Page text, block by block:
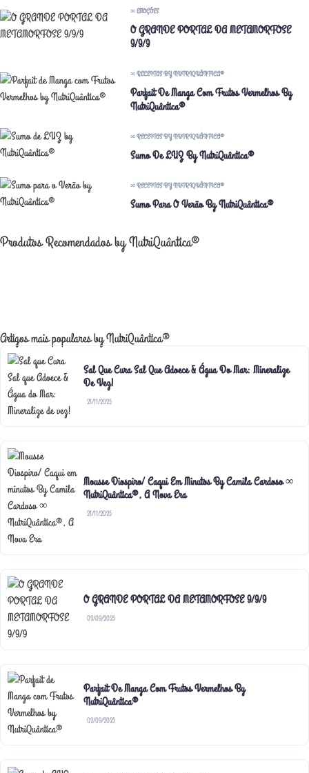
∞ EMOÇÕES
O GRANDE PORTAL DA METAMORFOSE
9/9/9
∞ RECEITAS BY NUTRIQUÂNTICA®
Parfait De Manga Com Frutos Vermelhos By
NutriQuântica®
∞ RECEITAS BY NUTRIQUÂNTICA®
Sumo De LUZ By NutriQuântica®
∞ RECEITAS BY NUTRIQUÂNTICA®
Sumo Para O Verão By NutriQuântica®
Produtos Recomendados by NutriQuântica®
Artigos mais populares by NutriQuântica®
Sal Que Cura Sal Que Adoece & Água Do Mar: Mineralize
De Vez!
21/11/2025
Mousse Diospiro/ Caqui Em Minutos By Camila Cardoso ∞
NutriQuântica®, A Nova Era
21/11/2025
O GRANDE PORTAL DA METAMORFOSE 9/9/9
03/09/2025
Parfait De Manga Com Frutos Vermelhos By
NutriQuântica®
03/09/2025